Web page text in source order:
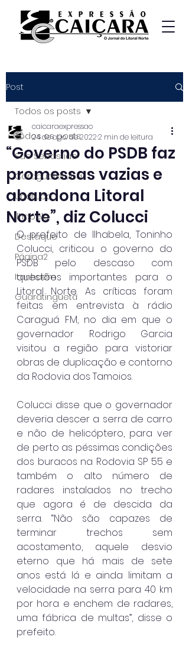
Post
Todos os posts
São Sebastião
Caraguatatuba
Ubatuba
Ilhabela
Destaque
Página2
Itanhaém
Guaratinguetá
Todos os posts
“Governo do PSDB faz
promessas vazias e
abandona Litoral
Norte”, diz Colucci
caicaraexpressao
24 de ago. de 20222 min de leitura
O prefeito de Ilhabela, Toninho
Colucci, criticou o governo do
PSDB pelo descaso com
questões importantes para o
Litoral Norte. As críticas foram
feitas em entrevista à rádio
Caraguá FM, no dia em que o
governador Rodrigo Garcia
visitou a região para vistoriar
obras de duplicação e contorno
da Rodovia dos Tamoios.
Colucci disse que o governador
deveria descer a serra de carro
e não de helicóptero, para ver
de perto as péssimas condições
dos buracos na Rodovia SP 55 e
também o alto número de
radares instalados no trecho
que agora é de descida da
serra. “Não são capazes de
terminar trechos sem
acostamento, aquele desvio
eterno que há mais de sete
anos está lá e ainda limitam a
velocidade na serra para 40 km
por hora e enchem de radares,
uma fábrica de multas”, disse o
prefeito.